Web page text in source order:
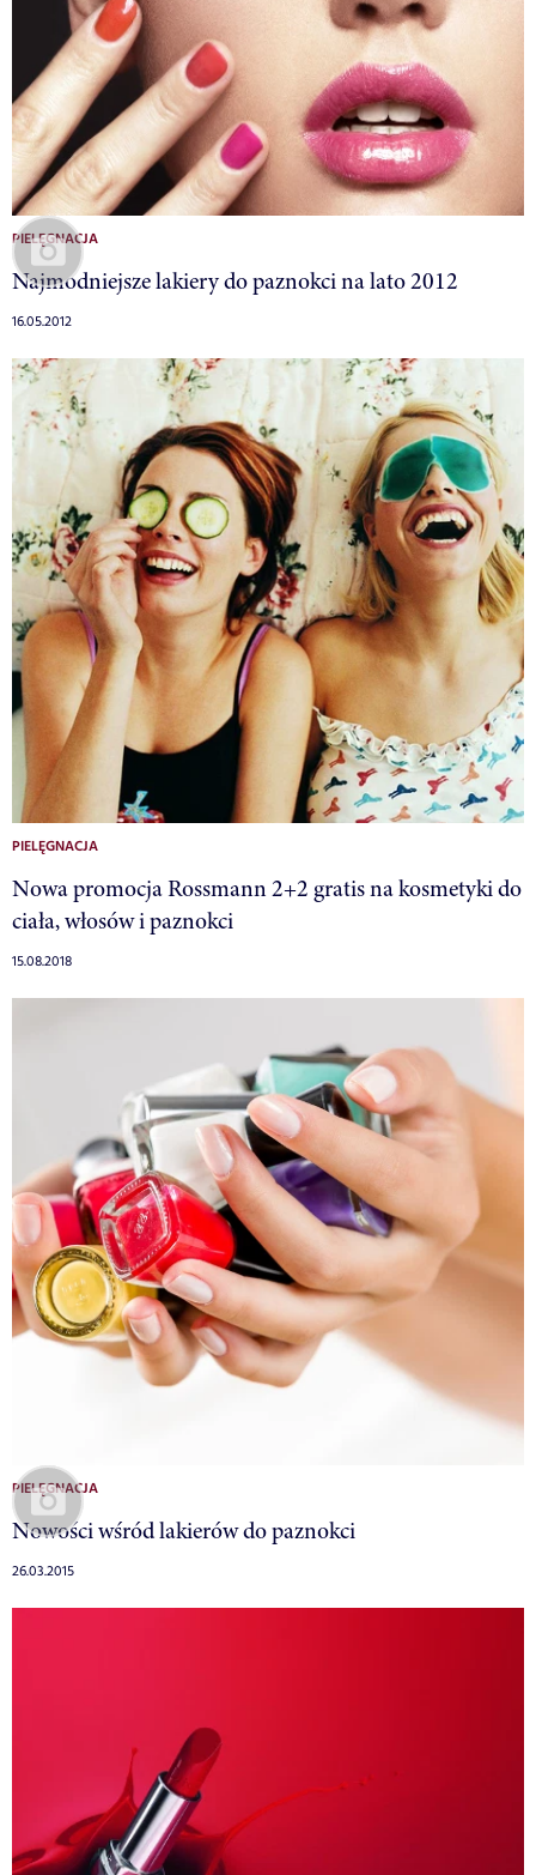
PIELĘGNACJA
Najmodniejsze lakiery do paznokci na lato 2012
16.05.2012
PIELĘGNACJA
Nowa promocja Rossmann 2+2 gratis na kosmetyki do
ciała, włosów i paznokci
15.08.2018
PIELĘGNACJA
Nowości wśród lakierów do paznokci
26.03.2015